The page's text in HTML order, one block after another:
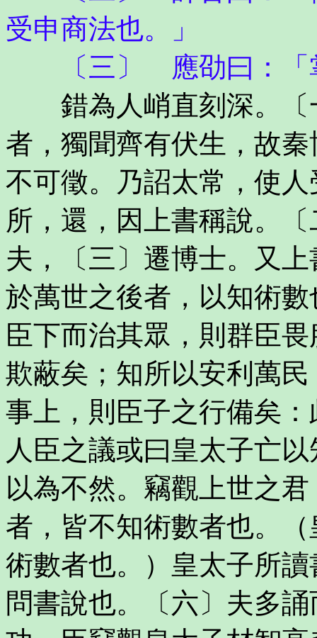
受申商法也。」
〔三〕 應劭曰：「掌
錯為人峭直刻深。〔
者，獨聞齊有伏生，故
不可徵。乃詔太常，使
所，還，因上書稱說。
夫，〔三〕遷博士。又
於萬世之後者，以知術
臣下而治其眾，則群臣
欺蔽矣；知所以安利萬
事上，則臣子之行備矣
人臣之議或曰皇太子亡
以為不然。竊觀上世之
者，皆不知術數者也。
術數者也。）皇太子所
問書說也。〔六〕夫多